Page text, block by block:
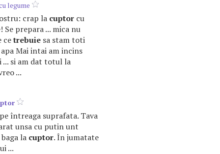
legume
crap la cuptor cu
Se prepara ... mica nu
cetrebuie sa stam toti
Mai intai am incins
... si am dat totul la
...
întreaga suprafata. Tava
unsa cu putin unt
la cuptor. În jumatate
...